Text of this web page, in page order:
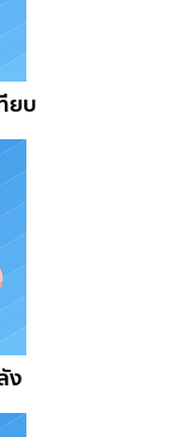
ยบ
ง